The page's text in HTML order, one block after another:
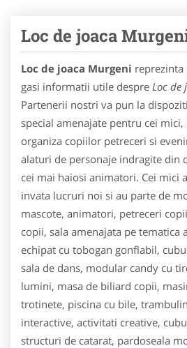
Loc de joaca
Loc de joaca Murgeni reprezinta
gasi informatii utile despre Loc de
Partenerii nostri va pun la
special amenajate pentru cei
organiza copiilor petreceri si
alaturi de personaje indragite din
cei mai haiosi animatori. Cei mici
invata lucruri noi si au parte de
mascote, animatori, petreceri
copii, sala amenajata pe tematica
echipat cu tobogan gonflabil,
sala de dans, modular candy cu
lumini, masa de biliard copii,
trotinete, piscina cu bile,
interactive, activitati creative,
structuri de catarat, pardoseala